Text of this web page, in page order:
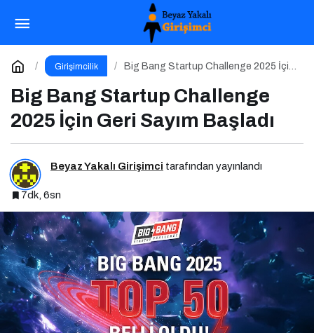
Girişimcilik
Big Bang Startup Challenge 2025 İçin
Big Bang Startup Challenge
2025 İçin Geri Sayım Başladı
Beyaz Yakalı Girişimci tarafından yayınlandı
7dk, 6sn
DEPRON Deprem Arama Kurtarma Dronu
Yorum Yap